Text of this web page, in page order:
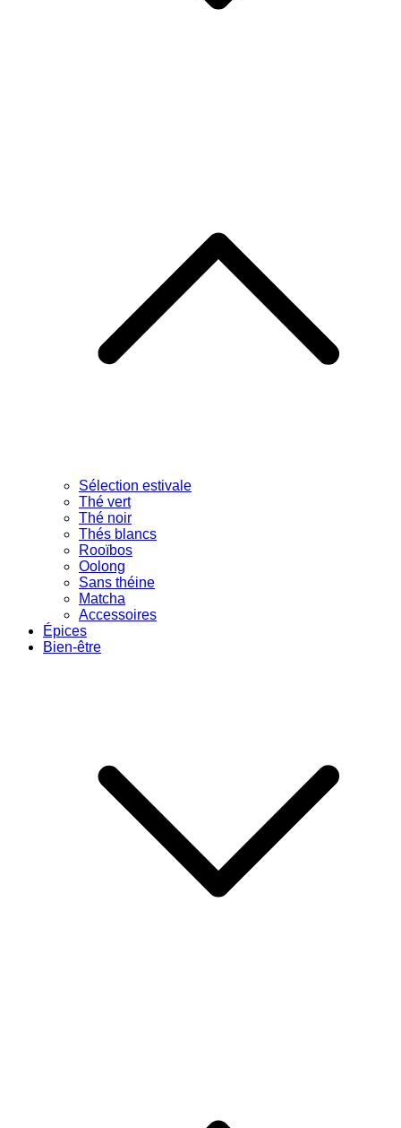
Sélection estivale
Thé vert
Thé noir
Thés blancs
Rooïbos
Oolong
Sans théine
Matcha
Accessoires
Épices
Bien-être